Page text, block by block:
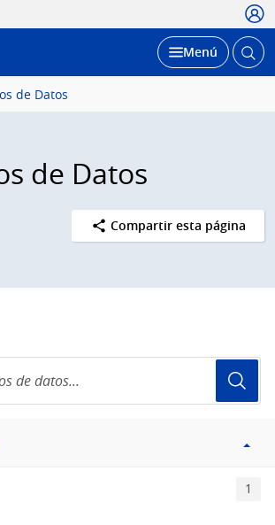
Desplegar
Menú Abrir
de Datos
de Datos
Compartir esta página
1